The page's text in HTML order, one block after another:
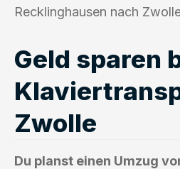
Recklinghausen nach
Geld sparen
Zwolle
Du planst einen Umzug